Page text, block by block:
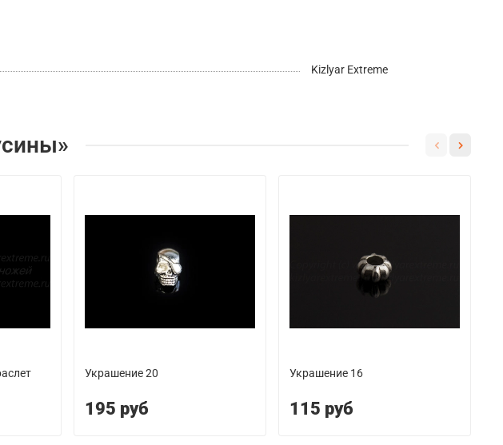
Kizlyar Extreme
Украшение 20
195 руб
Украшение 16
115 руб